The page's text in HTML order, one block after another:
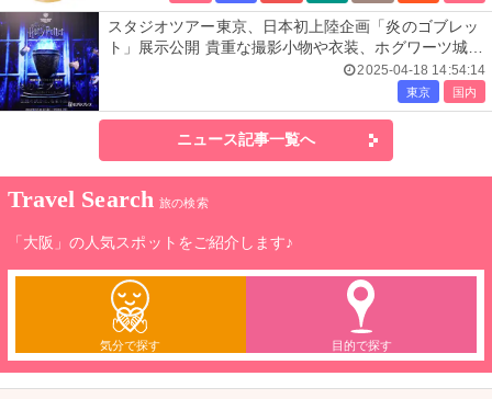
スタジオツアー東京、日本初上陸企画「炎のゴブレッ
ト」展示公開 貴重な撮影小物や衣装、ホグワーツ城の
2025-04-18 14:54:14
東京 国内
ニュース記事一覧へ
Travel Search 旅の検索
「大阪」の人気スポットをご紹介します♪
気分で探す 目的で探す